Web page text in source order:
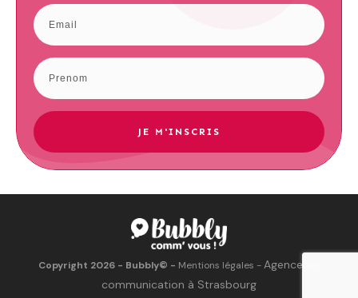
JE M'INSCRIS
Copyright 2026 - Bubbly© - Mentions légales -Agence de
communication à Strasbourg